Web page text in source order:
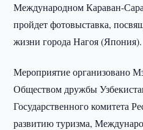
Международном Караван-
пройдет фотовыставка,
жизни города Нагоя (Япония).
Мероприятие организовано
Обществом дружбы
Государственного комитета
развитию туризма,